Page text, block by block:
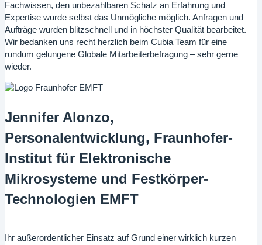
Fachwissen, den unbezahlbaren Schatz an Erfahrung und
Expertise wurde selbst das Unmögliche möglich. Anfragen und
Aufträge wurden blitzschnell und in höchster Qualität bearbeitet.
Wir bedanken uns recht herzlich beim Cubia Team für eine
rundum gelungene Globale Mitarbeiterbefragung – sehr gerne
wieder.
Jennifer Alonzo,
Personalentwicklung, Fraunhofer-
Institut für Elektronische
Mikrosysteme und Festkörper-
Technologien EMFT
Ihr außerordentlicher Einsatz auf Grund einer wirklich kurzen